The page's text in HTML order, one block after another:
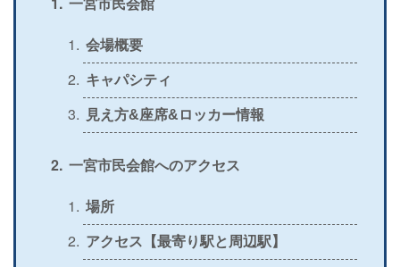
＞公式 〇 〇 〇
〇
＞公式 〇 × ×
×
＞公式 △ 〇 〇
×
＞公式 〇 ×
＞公式
＞公式 〇 〇
一宮市民会館
会場概要
キャパシティ
見え方&座席&ロッカー情報
一宮市民会館へのアクセス
場所
アクセス【最寄り駅と周辺駅】